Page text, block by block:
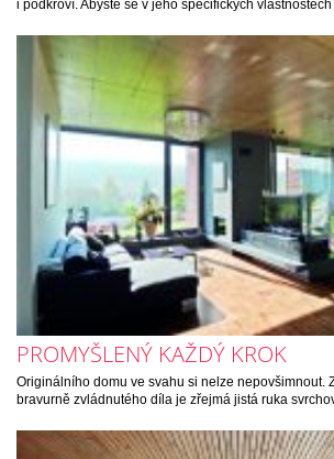
i podkroví. Abyste se v jeho specifických
PROMYŠLENÝ KAŽDÝ KROK
Originálního domu ve svahu si nelze nepovšimnout.
bravurně zvládnutého díla je zřejmá jistá ruka